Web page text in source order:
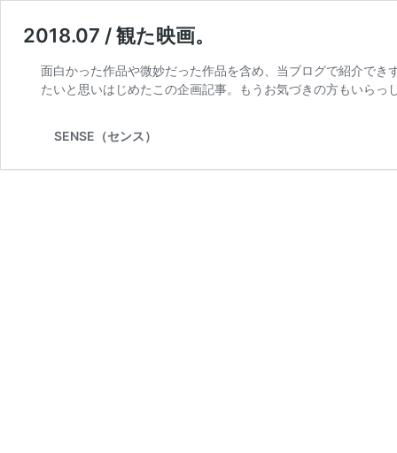
2018.07 / 観た映画。
面白かった作品や微妙だった作品を含め、当ブログで紹介で
たいと思いはじめたこの企画記事。もうお気づきの方もいら
SENSE（センス）